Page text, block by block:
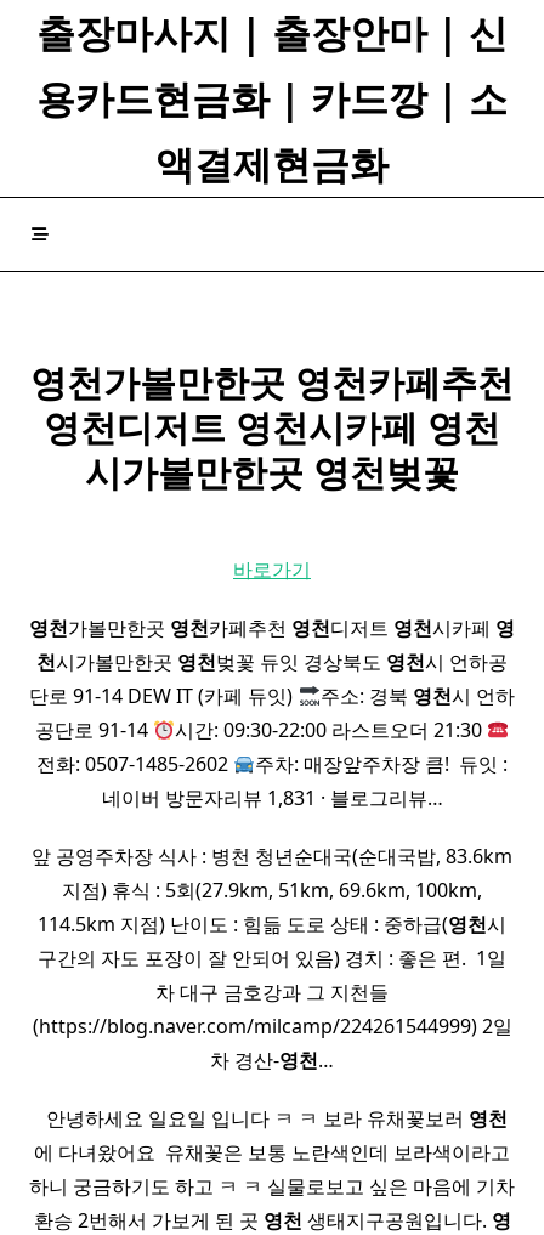
출장마사지 | 출장안마 | 신
용카드현금화 | 카드깡 | 소
액결제현금화
영천가볼만한곳 영천카페추천
영천디저트 영천시카페 영천
시가볼만한곳 영천벚꽃
바로가기
영천가볼만한곳 영천카페추천 영천디저트 영천시카페 영
천시가볼만한곳 영천벚꽃 듀잇 경상북도 영천시 언하공
단로 91-14 DEW IT (카페 듀잇)
주소: 경북 영천시 언하
공단로 91-14
시간: 09:30-22:00 라스트오더 21:30
전화: 0507-1485-2602
주차: 매장앞주차장 큼! ​ 듀잇 :
네이버 방문자리뷰 1,831 · 블로그리뷰…
앞 공영주차장 식사 : 병천 청년순대국(순대국밥, 83.6km
지점) 휴식 : 5회(27.9km, 51km, 69.6km, 100km,
114.5km 지점) 난이도 : 힘듦 도로 상태 : 중하급(영천시
구간의 자도 포장이 잘 안되어 있음) 경치 : 좋은 편. ​ 1일
차 대구 금호강과 그 지천들
(https://blog.naver.com/milcamp/224261544999) 2일
차 경산-영천…
​ ​ 안녕하세요 일요일 입니다 ㅋ ㅋ 보라 유채꽃보러 영천
에 다녀왔어요 ​ 유채꽃은 보통 노란색인데 보라색이라고
하니 궁금하기도 하고 ㅋ ㅋ 실물로보고 싶은 마음에 기차
환승 2번해서 가보게 된 곳 영천 생태지구공원입니다. 영